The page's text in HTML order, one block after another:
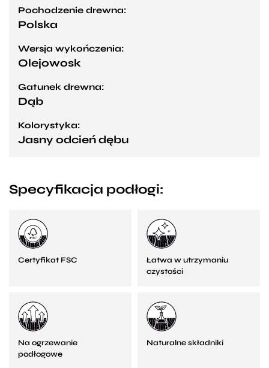
Pochodzenie drewna:
Polska
Wersja wykończenia:
Olejowosk
Gatunek drewna:
Dąb
Kolorystyka:
Jasny odcień dębu
Specyfikacja podłogi:
Certyfikat FSC
Łatwa w utrzymaniu
czystości
Na ogrzewanie
podłogowe
Naturalne składniki